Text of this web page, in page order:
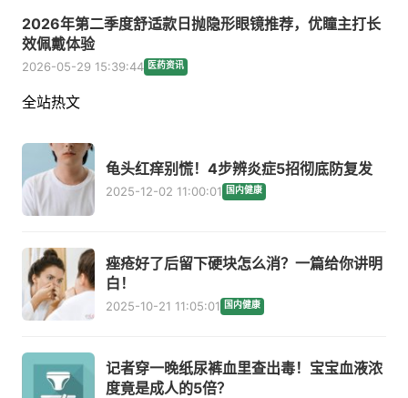
2026年第二季度舒适款日抛隐形眼镜推荐，优瞳主打长
效佩戴体验
2026-05-29 15:39:44 医药资讯
全站热文
龟头红痒别慌！4步辨炎症5招彻底防复发
2025-12-02 11:00:01 国内健康
痤疮好了后留下硬块怎么消？一篇给你讲明
白！
2025-10-21 11:05:01 国内健康
记者穿一晚纸尿裤血里查出毒！宝宝血液浓
度竟是成人的5倍？